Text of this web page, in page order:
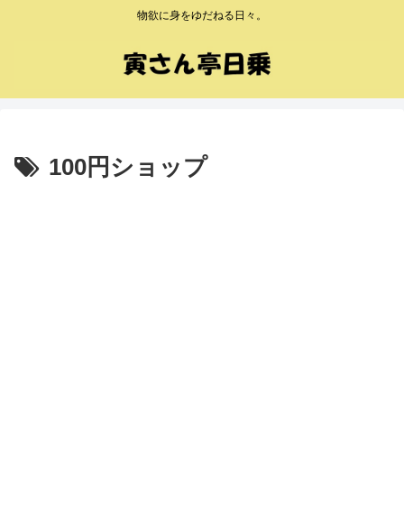
物欲に身をゆだねる日々。
100円ショップ